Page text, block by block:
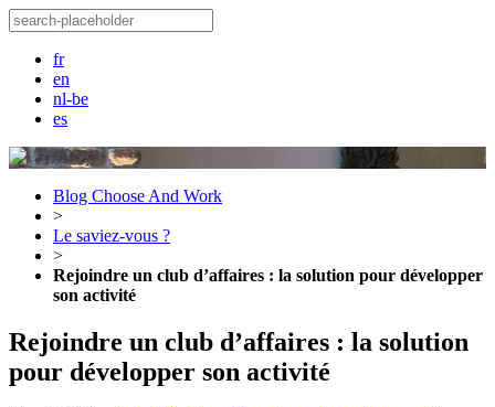
fr
en
nl-be
es
Blog Choose And Work
>
Le saviez-vous ?
>
Rejoindre un club d’affaires : la solution pour développer
son activité
Rejoindre un club d’affaires : la solution
pour développer son activité